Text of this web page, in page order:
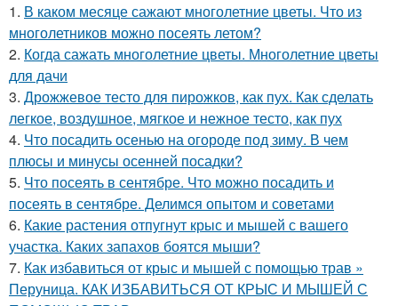
1. В каком месяце сажают многолетние цветы. Что из
многолетников можно посеять летом?
2. Когда сажать многолетние цветы. Многолетние цветы
для дачи
3. Дрожжевое тесто для пирожков, как пух. Как сделать
легкое, воздушное, мягкое и нежное тесто, как пух
4. Что посадить осенью на огороде под зиму. В чем
плюсы и минусы осенней посадки?
5. Что посеять в сентябре. Что можно посадить и
посеять в сентябре. Делимся опытом и советами
6. Какие растения отпугнут крыс и мышей с вашего
участка. Каких запахов боятся мыши?
7. Как избавиться от крыс и мышей с помощью трав »
Перуница. КАК ИЗБАВИТЬСЯ ОТ КРЫС И МЫШЕЙ С